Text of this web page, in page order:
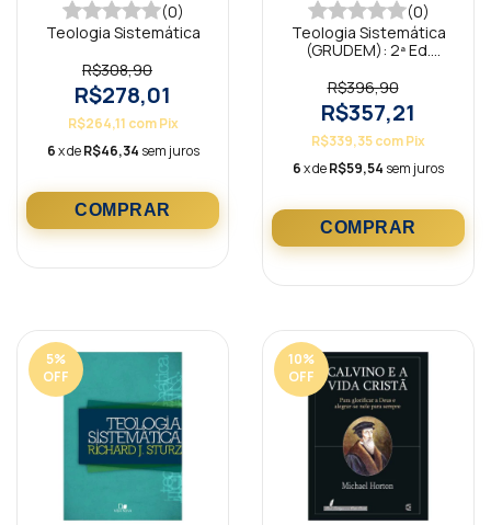
(0)
Teologia Sistemática
R$308,90
R$278,01
R$264,11 com Pix
6x deR$46,34 sem juros
(0)
Teologia Sistemática
(GRUDEM): 2ª Ed.
R$396,90
R$357,21
R$339,35comPix
6x deR$59,54 sem juros
5%
OFF
10%
OFF